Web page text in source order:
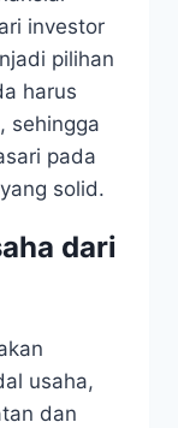
investor
pilihan
harus
sehingga
pada
solid.
dari
usaha,
dan